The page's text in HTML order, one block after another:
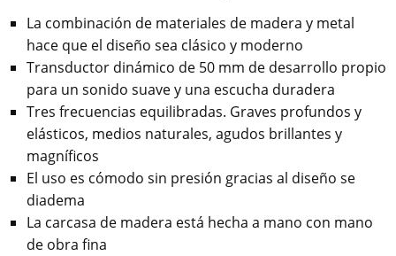
La combinación de materiales de madera y metal
hace que el diseño sea clásico y moderno
Transductor dinámico de 50 mm de desarrollo propio
para un sonido suave y una escucha duradera
Tres frecuencias equilibradas. Graves profundos y
elásticos, medios naturales, agudos brillantes y
magníficos
El uso es cómodo sin presión gracias al diseño se
diadema
La carcasa de madera está hecha a mano con mano
de obra fina